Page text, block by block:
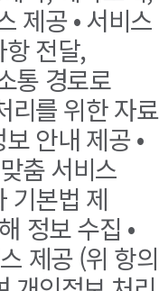
제공 • 서비스
항 전달,
통 경로로
리를 위한 자료
안내 제공 •
춤 서비스
기본법 제
정보 수집 •
제공 (위 항의